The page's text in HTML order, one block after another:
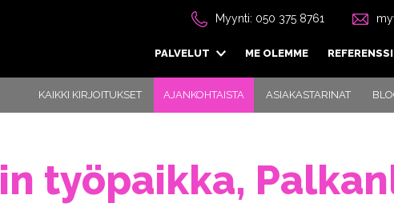
Myynti: 050 375 8761
PALVELUT ME OLEMME
KAIKKI KIRJOITUKSET AJANKOHTAISTA ASIAKASTARINAT
työpaikka,